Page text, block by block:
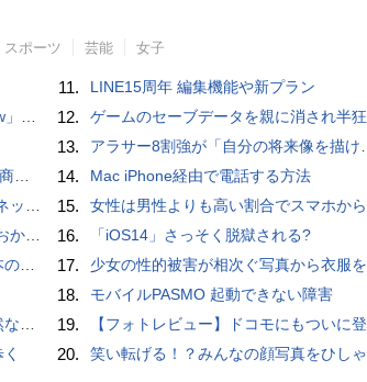
スポーツ 芸能 女子
る？
始
陣】
ー通信］
も
開発
11. LINE15周年 編集機能や新プラン
12. ゲームのセーブデータを親に消され半狂乱になった少年
13. アラサー8割強が「自分の将来像を描けない」。正社員の5人に1人が副業で収入。将来のために一番稼げる副業とは？
14. Mac iPhone経由で電話する方法
15. 女性は男性よりも高い割合でスマホからポルノを見ていることが人気アダルトサイトの調査で判明
16. 「iOS14」さっそく脱獄される?
17. 少女の性的被害が相次ぐ写真から衣服を剥ぎ取るAIポルノアプリ「ClothOff」の背後にいる人物とは？
18. モバイルPASMO 起動できない障害
19. 【フォトレビュー】ドコモにもついに登場！「サイクロイドスタイル」
20. 笑い転げる！？みんなの顔写真をひしゃげて遊べるカメラアプリ「笑う野口」【Androidアプリ】